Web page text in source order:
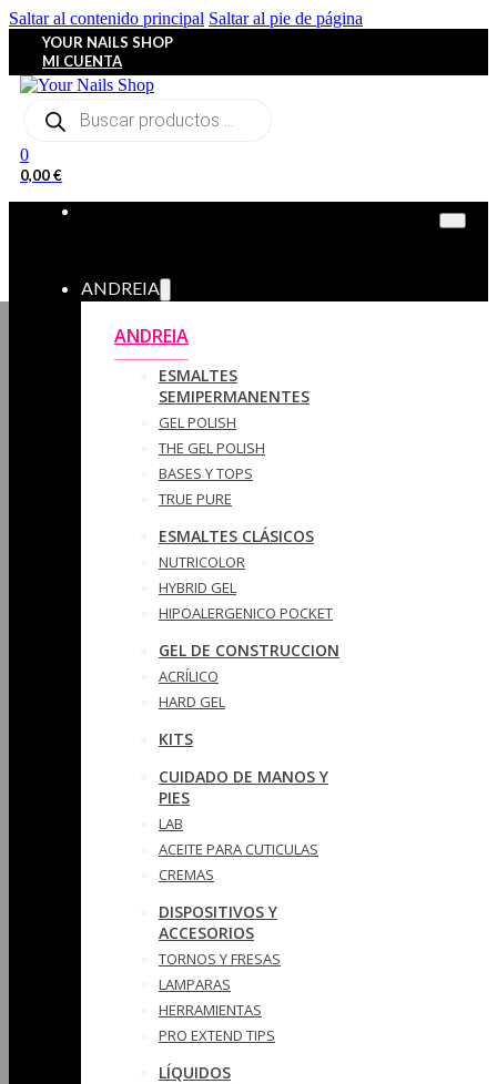
Saltar al contenido principal Saltar al pie de página
YOUR NAILS SHOP
MI CUENTA
0
0,00€
ANDREIA
ANDREIA
ESMALTES
SEMIPERMANENTES
GEL POLISH
THE GEL POLISH
BASES Y‎ TOPS
TRUE PURE
ESMALTES CLÁSICOS
NUTRICOLOR
HYBRID GEL
HIPOALERGENICO POCKET
GEL DE CONSTRUCCION
ACRÍLICO
HARD GEL
KITS
CUIDADO DE MANOS Y
PIES
LAB
ACEITE PARA CUTICULAS
CREMAS
DISPOSITIVOS Y
ACCESORIOS
TORNOS Y FRESAS
LAMPARAS
HERRAMIENTAS
PRO EXTEND TIPS
LÍQUIDOS